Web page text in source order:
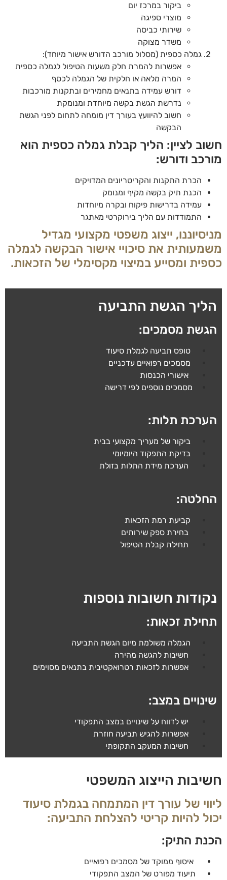
ביקור במרכז יום
מוצרי ספיגה
שירותי כביסה
משדר מצוקה
גמלה כספית (מסלול מורכב הדורש אישור מיוחד):
אפשרות להמרת חלק משעות הטיפול לגמלה כספית
המרה מלאה או חלקית של הגמלה לכסף
דורש עמידה בתנאים מחמירים ובתקנות מורכבות
נדרשת הגשת בקשה מיוחדת ומנומקת
חשוב להיוועץ בעורך דין מומחה לתחום לפני הגשת
הבקשה
חשוב לציין: הליך קבלת גמלה כספית הוא
מורכב ודורש:
הכרת התקנות והקריטריונים המדויקים
הכנת תיק בקשה מקיף ומנומק
עמידה בדרישות פיקוח ובקרה מיוחדות
התמודדות עם הליך בירוקרטי מאתגר
מניסיוננו, ייצוג משפטי מקצועי מגדיל
משמעותית את סיכויי אישור הבקשה לגמלה
כספית ומסייע במיצוי מקסימלי של הזכאות.
הליך הגשת התביעה
הגשת מסמכים:
טופס תביעה לגמלת סיעוד
מסמכים רפואיים עדכניים
אישורי הכנסות
מסמכים נוספים לפי דרישה
הערכת תלות:
ביקור של מעריך מקצועי בבית
בדיקת התפקוד היומיומי
הערכת מידת התלות בזולת
החלטה:
קביעת רמת הזכאות
בחירת ספק שירותים
תחילת קבלת הטיפול
נקודות חשובות נוספות
תחילת זכאות:
הגמלה משולמת מיום הגשת התביעה
חשיבות להגשה מהירה
אפשרות לזכאות רטרואקטיבית בתנאים מסוימים
שינויים במצב:
יש לדווח על שינויים במצב התפקודי
אפשרות להגיש תביעה חוזרת
חשיבות המעקב התקופתי
חשיבות הייצוג המשפטי
ליווי של עורך דין המתמחה בגמלת סיעוד
יכול להיות קריטי להצלחת התביעה:
הכנת התיק:
איסוף ממוקד של מסמכים רפואיים
תיעוד מפורט של המצב התפקודי